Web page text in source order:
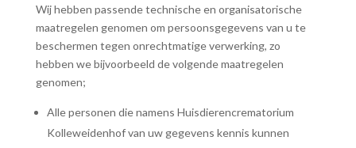
Wij hebben passende technische en organisatorische
maatregelen genomen om persoonsgegevens van u te
beschermen tegen onrechtmatige verwerking, zo
hebben we bijvoorbeeld de volgende maatregelen
genomen;
Alle personen die namens Huisdierencrematorium
Kolleweidenhof van uw gegevens kennis kunnen